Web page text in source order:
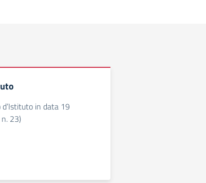
in data 19
23)